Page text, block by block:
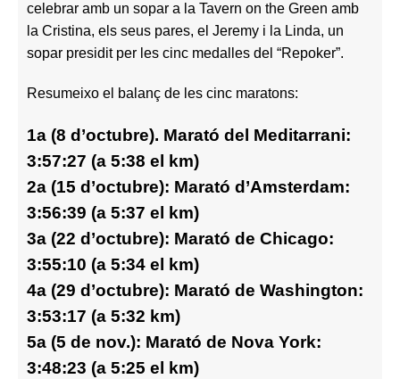
celebrar amb un sopar a la Tavern on the Green amb
la Cristina, els seus pares, el Jeremy i la Linda, un
sopar presidit per les cinc medalles del “Repoker”.
Resumeixo el balanç de les cinc maratons:
1a (8 d’octubre). Marató del Meditarrani:
3:57:27 (a 5:38 el km)
2a (15 d’octubre): Marató d’Amsterdam:
3:56:39 (a 5:37 el km)
3a (22 d’octubre): Marató de Chicago:
3:55:10 (a 5:34 el km)
4a (29 d’octubre): Marató de Washington:
3:53:17 (a 5:32 km)
5a (5 de nov.): Marató de Nova York:
3:48:23 (a 5:25 el km)